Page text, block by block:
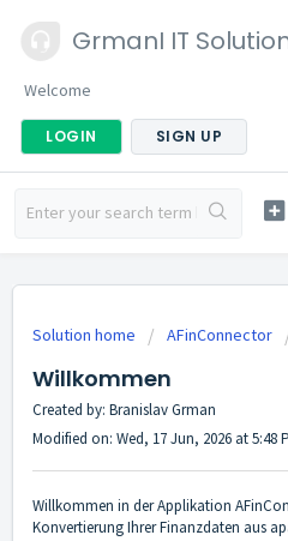
GrmanI IT
Welcome
LOGIN SIGN UP
Solution home AFinConnector
Willkommen
Created by: Branislav Grman
Modified on: Wed, 17 Jun, 2026 at 5:48
Willkommen in der Applikation
Konvertierung Ihrer Finanzdaten aus